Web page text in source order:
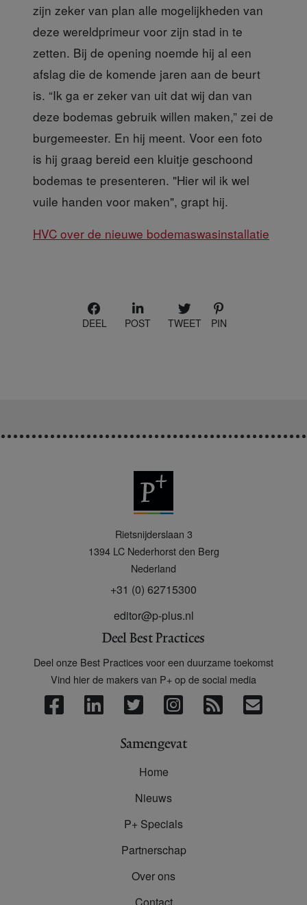
zijn zeker van plan alle mogelijkheden van
deze wereldprimeur voor zijn stad in te
zetten. Bij de opening noemde hij al een
afslag die de komende jaren aan de beurt
is. “Ik ga er zeker van uit dat wij dan van
deze bodemas gebruik willen maken,” zei de
burgemeester. En hij meent. Voor een foto
is hij graag bereid een kluitje geschoond
bodemas te presenteren. "Hier wil ik wel
vuile handen voor maken", grapt hij.
HVC over de nieuwe bodemaswasinstallatie
DEEL POST TWEET PIN
Rietsnijderslaan 3
1394 LC Nederhorst den Berg
Nederland
+31 (0) 62715300
editor@p-plus.nl
Deel Best Practices
Deel onze Best Practices voor een duurzame toekomst
Vind hier de makers van P+ op de social media
Samengevat
Home
Nieuws
P+ Specials
Partnerschap
Over ons